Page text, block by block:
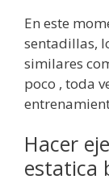
En este
sentadillas,
similares
poco , toda
Hacer
estatica